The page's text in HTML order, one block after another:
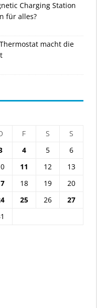
Charging Station
für alles?
macht die
F S
S
4 5
6
11 12
13
18 19
20
25 26
27